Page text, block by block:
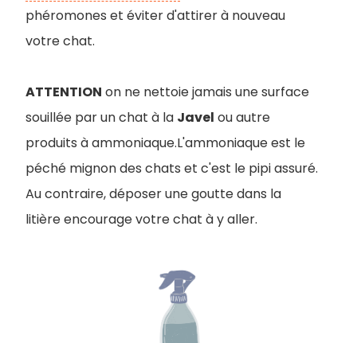
phéromones et éviter d'attirer à nouveau
votre chat.
ATTENTION on ne nettoie jamais une surface
souillée par un chat à la Javel ou autre
produits à ammoniaque.L'ammoniaque est le
péché mignon des chats et c'est le pipi assuré.
Au contraire, déposer une goutte dans la
litière encourage votre chat à y aller.